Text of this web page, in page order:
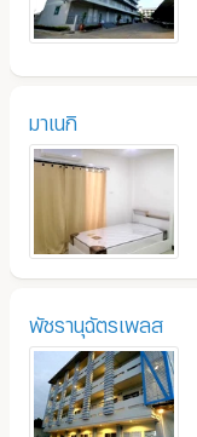
มาเนกิ
พัชรานุฉัตรเพลส